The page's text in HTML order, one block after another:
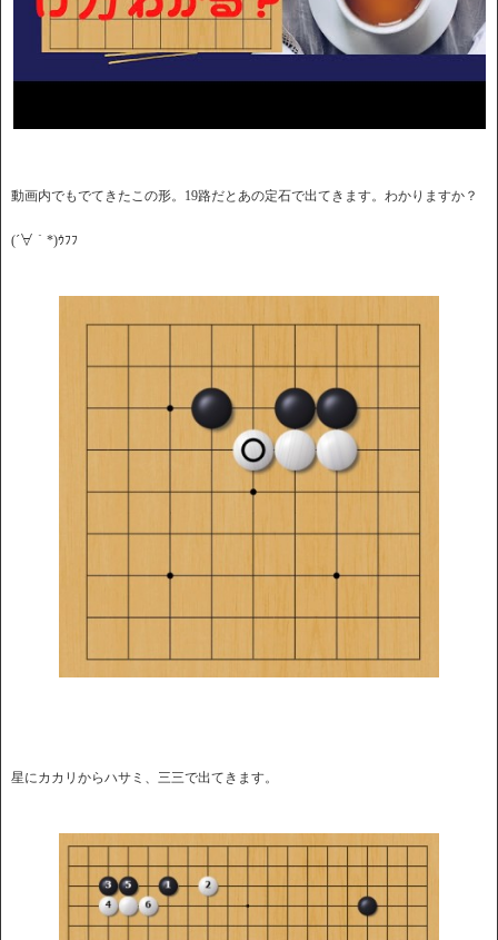
動画内でもでてきたこの形。19路だとあの定石で出てきます。わかりますか？
(´∀｀*)ｳﾌﾌ
星にカカリからハサミ、三三で出てきます。